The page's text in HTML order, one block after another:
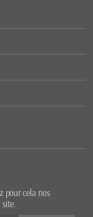
pour cela nos